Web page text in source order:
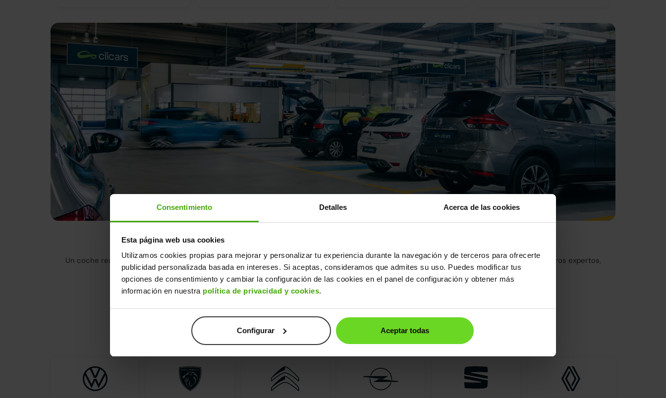
Consentimiento Detalles Acerca de las cookies
Esta página web usa cookies
Utilizamos cookies propias para mejorar y personalizar tu experiencia durante la navegación y de terceros para ofrecerte
publicidad personalizada basada en intereses. Si aceptas, consideramos que admites su uso. Puedes modificar tus
opciones de consentimiento y cambiar la configuración de las cookies en el panel de configuración y obtener más
información en nuestra política de privacidad y cookies.
Configurar Aceptar todas
Tenemos la mayor fábrica de reacondicionamiento de Europa
Un coche reacondicionado en Clicars no es un coche de segunda mano "como cualquier otro": supera una meticulosa inspección por nuestros expertos,
cumple con los estándares del fabricante y se reacondiciona en nuestra fábrica de Madrid.
En Clicars encontrarás todas las marcas del mercado